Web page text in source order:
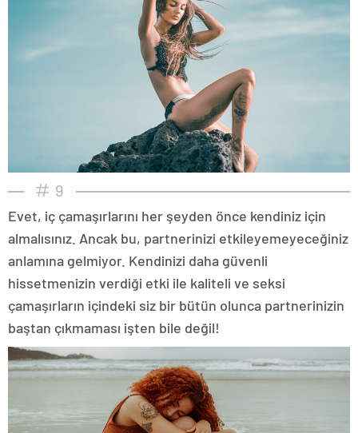
9
Evet, iç çamaşırlarını her şeyden önce kendiniz için
almalısınız. Ancak bu, partnerinizi etkileyemeyeceğiniz
anlamına gelmiyor. Kendinizi daha güvenli
hissetmenizin verdiği etki ile kaliteli ve seksi
çamaşırların içindeki siz bir bütün olunca partnerinizin
baştan çıkmaması işten bile değil!